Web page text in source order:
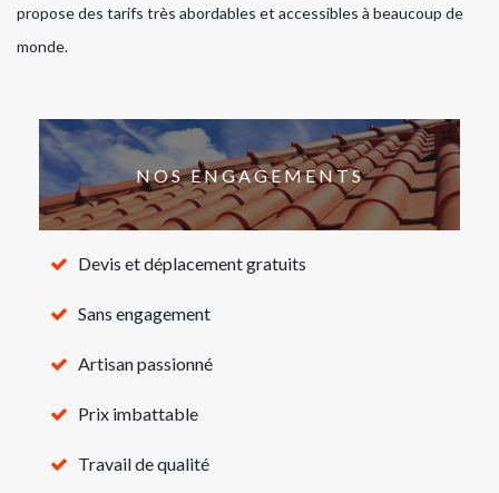
propose des tarifs très abordables et accessibles à beaucoup de
monde.
NOS ENGAGEMENTS
Devis et déplacement gratuits
Sans engagement
Artisan passionné
Prix imbattable
Travail de qualité